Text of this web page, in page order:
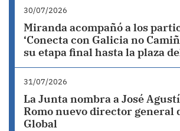
30/07/2026
Miranda acompañó a los
‘Conecta con Galicia no
su etapa final hasta la plaza
31/07/2026
La Junta nombra a José
Romo nuevo director general
Global